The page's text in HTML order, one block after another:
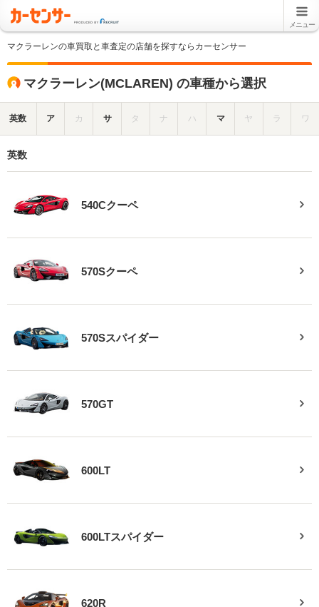
メニュー
マクラーレンの車買取と車査定の店舗を探すならカーセンサー
マクラーレン(MCLAREN) の車種から選択
英数 ア カ サ タ ナ ハ マ ヤ ラ ワ
英数
540Cクーペ
570Sクーペ
570Sスパイダー
570GT
600LT
600LTスパイダー
620R